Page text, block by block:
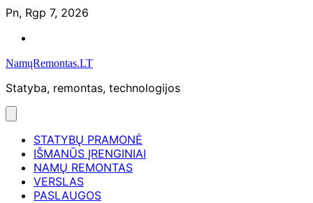
Skip
content
Pn, Rgp 7, 2026
NamųRemontas.LT
Statyba, remontas, technologijos
STATYBŲ PRAMONĖ
IŠMANŪS ĮRENGINIAI
NAMŲ REMONTAS
VERSLAS
PASLAUGOS